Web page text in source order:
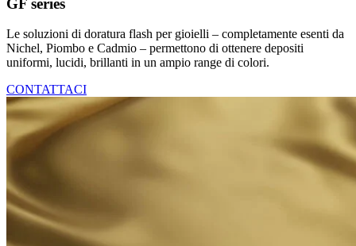
Le soluzioni di doratura flash per gioielli – completamente esenti da
Nichel, Piombo e Cadmio – permettono di ottenere depositi
uniformi, lucidi, brillanti in un ampio range di colori.
CONTATTACI